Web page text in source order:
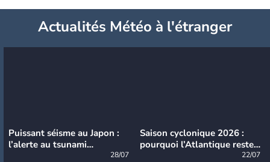
Actualités Météo à l'étranger
Puissant séisme au Japon :
l’alerte au tsunami
28/07
Saison cyclonique 2026 :
pourquoi l’Atlantique reste
22/07